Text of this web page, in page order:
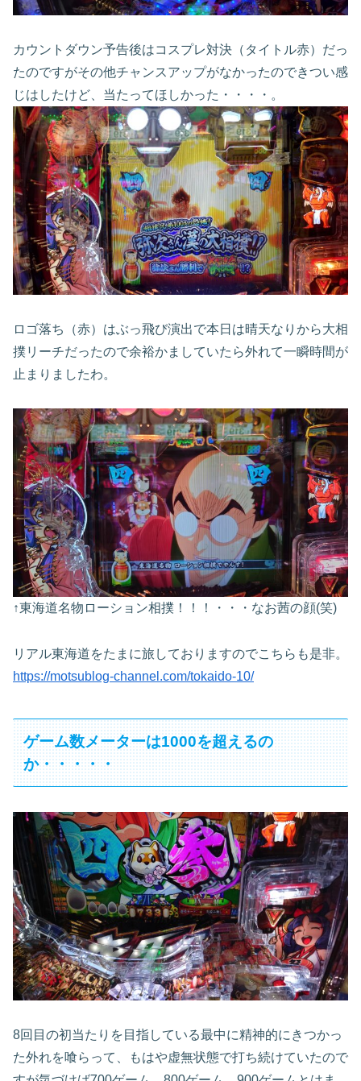
カウントダウン予告後はコスプレ対決（タイトル赤）だっ
たのですがその他チャンスアップがなかったのできつい感
じはしたけど、当たってほしかった・・・・。
ロゴ落ち（赤）はぶっ飛び演出で本日は晴天なりから大相
撲リーチだったので余裕かましていたら外れて一瞬時間が
止まりましたわ。
↑東海道名物ローション相撲！！！・・・なお茜の顔(笑)
リアル東海道をたまに旅しておりますのでこちらも是非。
https://motsublog-channel.com/tokaido-10/
ゲーム数メーターは1000を超えるの
か・・・・・
8回目の初当たりを目指している最中に精神的にきつかっ
た外れを喰らって、もはや虚無状態で打ち続けていたので